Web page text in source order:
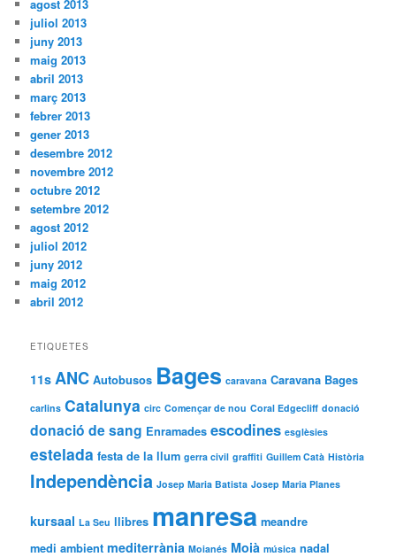
agost 2013
juliol 2013
juny 2013
maig 2013
abril 2013
març 2013
febrer 2013
gener 2013
desembre 2012
novembre 2012
octubre 2012
setembre 2012
agost 2012
juliol 2012
juny 2012
maig 2012
abril 2012
ETIQUETES
11s ANC Autobusos Bages caravana Caravana Bages
carlins Catalunya circ Començar de nou Coral Edgecliff donació
donació de sang Enramades escodines esglèsies
estelada festa de la llum gerra civil graffiti Guillem Catà Història
Independència Josep Maria Batista Josep Maria Planes
kursaal La Seu llibres manresa meandre
medi ambient mediterrània Moianés Moià música nadal